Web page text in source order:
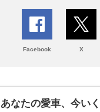
Facebook X
あなたの愛車、今い